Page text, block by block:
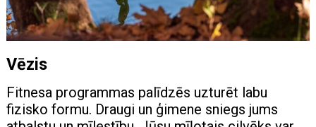
Vēzis
Fitnesa programmas palīdzēs uzturēt labu
fizisko formu. Draugi un ģimene sniegs jums